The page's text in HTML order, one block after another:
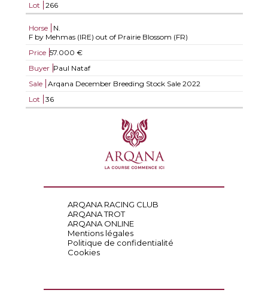
Lot
266
Horse
N.
F by Mehmas (IRE) out of Prairie Blossom (FR)
Price 57.000 €
Buyer Paul Nataf
Sale
Arqana December Breeding Stock Sale 2022
Lot
36
ARQANA RACING CLUB
ARQANA TROT
ARQANA ONLINE
Mentions légales
Politique de confidentialité
Cookies